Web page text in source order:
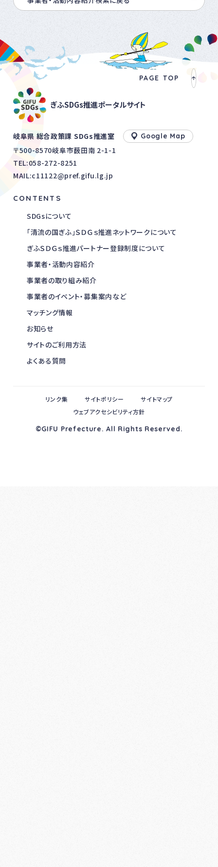
PAGE TOP
ぎふSDGs推進ポータルサイト
岐阜県 総合政策課 SDGs推進室 Google Map
〒500-8570岐阜市薮田南 2-1-1
TEL:058-272-8251
MAIL:c11122@pref.gifu.lg.jp
CONTENTS
SDGsについて
「清流の国ぎふ」ＳＤＧｓ推進ネットワークについて
ぎふＳＤＧｓ推進パートナー登録制度について
事業者・活動内容紹介
事業者の取り組み紹介
事業者のイベント・募集案内など
マッチング情報
お知らせ
サイトのご利用方法
よくある質問
©GIFU Prefecture. All Rights Reserved.
リンク集 サイトポリシー
サイトマップ
ウェブアクセシビリティ方針